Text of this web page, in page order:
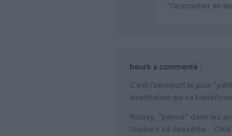
“l’accrocher au
beurk a commenté :
C’est l’aéroport le plus
destination qui va
Roissy, “pensé” dans les
toujours sa desserte… Cela